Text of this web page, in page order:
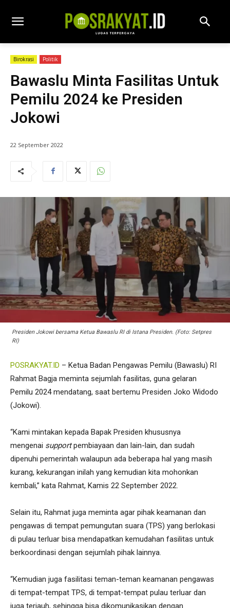
Birokrasi Politik
Bawaslu Minta Fasilitas Untuk
Pemilu 2024 ke Presiden
Jokowi
22 September 2022
Presiden Jokowi bersama Ketua Bawaslu RI di Istana Presiden. (Foto: Setpres
RI)
POSRAKYAT.ID – Ketua Badan Pengawas Pemilu (Bawaslu) RI
Rahmat Bagja meminta sejumlah fasilitas, guna gelaran
Pemilu 2024 mendatang, saat bertemu Presiden Joko Widodo
(Jokowi).
“Kami mintakan kepada Bapak Presiden khususnya
mengenai supportpembiayaan dan lain-lain, dan sudah
dipenuhi pemerintah walaupun ada beberapa hal yang masih
kurang, kekurangan inilah yang kemudian kita mohonkan
kembali,” kata Rahmat, Kamis 22 September 2022.
Selain itu, Rahmat juga meminta agar pihak keamanan dan
pengawas di tempat pemungutan suara (TPS) yang berlokasi
di pulau terluar bisa mendapatkan kemudahan fasilitas untuk
berkoordinasi dengan sejumlah pihak lainnya.
“Kemudian juga fasilitasi teman-teman keamanan pengawas
di tempat-tempat TPS, di tempat-tempat pulau terluar dan
juga terjauh, sehingga bisa dikomunikasikan dengan